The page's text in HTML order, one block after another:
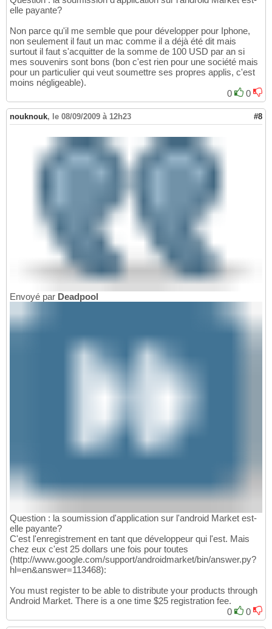
elle payante?
Non parce qu'il me semble que pour développer pour Iphone,
non seulement il faut un mac comme il a déjà été dit mais
surtout il faut s'acquitter de la somme de 100 USD par an si
mes souvenirs sont bons (bon c'est rien pour une société mais
pour un particulier qui veut soumettre ses propres applis, c'est
moins négligeable).
0
0
nouknouk, le 08/09/2009 à 12h23 #8
Envoyé par Deadpool
Question : la soumission d'application sur l'android Market est-
elle payante?
C'est l'enregistrement en tant que développeur qui l'est. Mais
chez eux c'est 25 dollars une fois pour toutes
(http://www.google.com/support/androidmarket/bin/answer.py?
hl=en&answer=113468):
You must register to be able to distribute your products through
Android Market. There is a one time $25 registration fee.
0
0